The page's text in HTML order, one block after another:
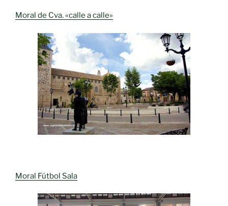
Moral de Cva. «calle a calle»
Moral Fútbol Sala